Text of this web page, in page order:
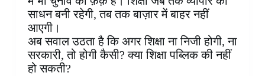
साधन बनी रहेगी, तब तक बाज़ार में बाहर नहीं
आएगी।
अब सवाल उठता है कि अगर शिक्षा ना निजी होगी, ना
सरकारी, तो होगी कैसी? क्या शिक्षा पब्लिक की नहीं
हो सकती?